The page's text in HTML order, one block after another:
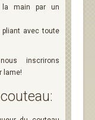
main par un
avec toute
inscrirons
lame!